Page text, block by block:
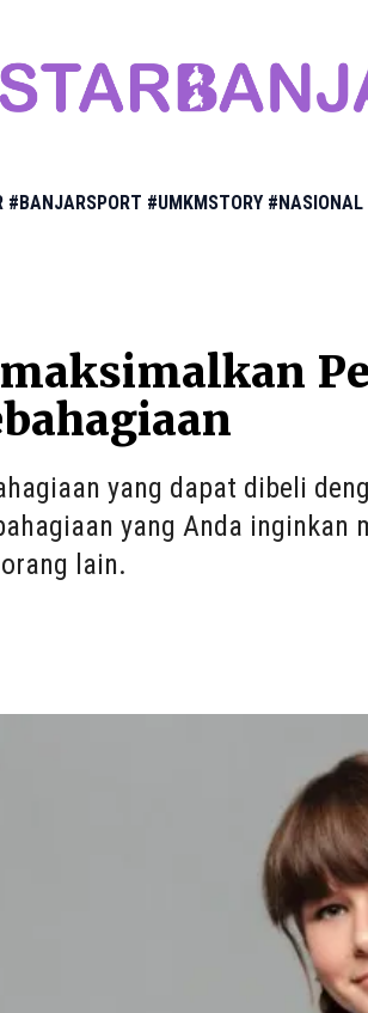
#BANJARSPORT #UMKMSTORY #NASIONAL
yang dapat dibeli
yang Anda inginkan
lain.